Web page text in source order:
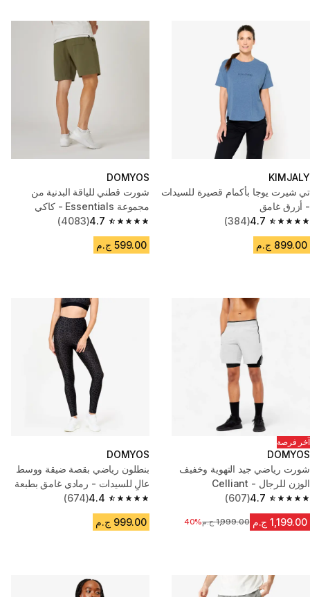
KIMJALY
تي شيرت يوجا بأكمام قصيرة للسيدات
- أزرق غامق
4.7
4.7 out of 5 stars from 384 reviews
(384)
899.00 ج.م
DOMYOS
شورت قطني للياقة البدنية من
مجموعة Essentials - كاكي
4.7
4.7 out of 5 stars from 4083 reviews
(4083)
599.00 ج.م
آخر فرصة
DOMYOS
شورت رياضي جيد التهوية وخفيف
الوزن للرجال - Celliant
Performance رمادي
4.7
4.7 out of 5 stars from 607 reviews
(607)
1,199.00 ج.م السعر قبل التخفيض
1,999.00 ج.م 40%
DOMYOS
بنطلون رياضي بقصة ضيقة ووسط
عالٍ للسيدات - رمادي غامق بطبعة
نمر
4.4
4.4 out of 5 stars from 674 reviews
(674)
999.00 ج.م